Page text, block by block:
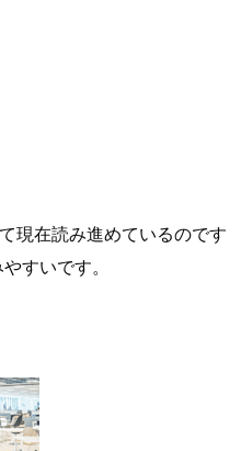
現在読み進めているのです
すいです。